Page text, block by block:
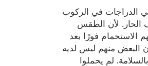
الدراجات في الركوب
الحار. لأن الطقس
الاستحمام فورًا بعد
البعض منهم ليس لديه
لم يحملوا